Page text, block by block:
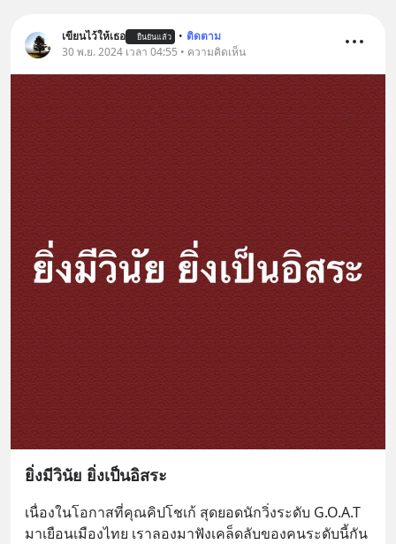
เขียนไว้ให้เธอ ยืนยันแล้ว • ติดตาม
30 พ.ย. 2024 เวลา 04:55 • ความคิดเห็น
ยิ่งมีวินัย ยิ่งเป็นอิสระ
เนื่องในโอกาสที่คุณคิปโชเก้ สุดยอดนักวิ่งระดับ G.O.A.T
มาเยือนเมืองไทย เราลองมาฟังเคล็ดลับของคนระดับนี้กัน